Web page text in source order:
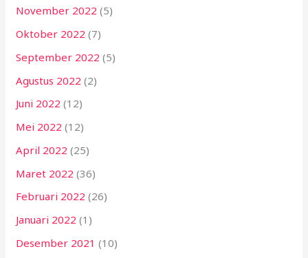
November 2022 (5)
Oktober 2022 (7)
September 2022 (5)
Agustus 2022 (2)
Juni 2022 (12)
Mei 2022 (12)
April 2022 (25)
Maret 2022 (36)
Februari 2022 (26)
Januari 2022 (1)
Desember 2021 (10)